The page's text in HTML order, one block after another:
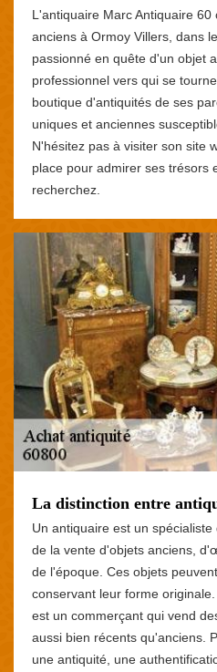
L'antiquaire Marc Antiquaire
anciens à Ormoy Villers, dans
passionné en quête d'un objet
professionnel vers qui se
boutique d'antiquités de ses
uniques et anciennes
N'hésitez pas à visiter son site
place pour admirer ses trésors
recherchez.
La distinction entre
Un antiquaire est un
de la vente d'objets anciens,
de l'époque. Ces objets
conservant leur forme
est un commerçant qui vend
aussi bien récents qu'anciens.
une antiquité, une